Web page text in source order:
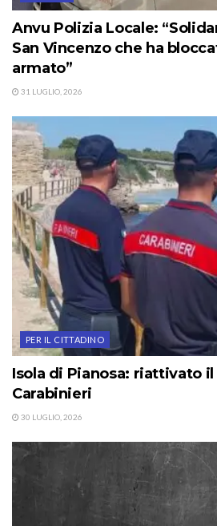
Anvu Polizia Locale:
San Vincenzo che ha
armato”
31 LUGLIO, 2026
PER IL CITTADINO
Isola di Pianosa: riattivato
Carabinieri
30 LUGLIO, 2026